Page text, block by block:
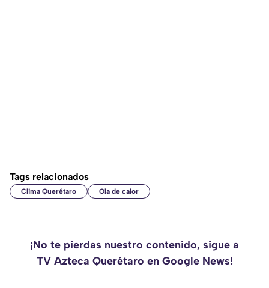
Tags relacionados
Clima Querétaro Ola de calor
¡No te pierdas nuestro contenido, sigue a
TV Azteca Querétaro en Google News!